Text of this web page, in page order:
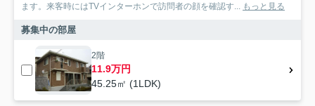
ます。来客時にはTVインターホンで訪問者の顔を確認す... もっと見る
募集中の部屋
2階
11.9万円
45.25㎡ (1LDK)